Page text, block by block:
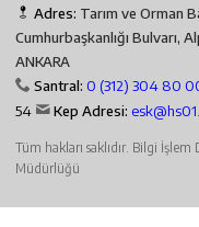
Adres: Tarım ve Orman
Cumhurbaşkanlığı Bulvarı,
ANKARA
Santral: 0 (312) 304 80
54
Kep Adresi:
Tüm hakları saklıdır. Bilgi
Müdürlüğü